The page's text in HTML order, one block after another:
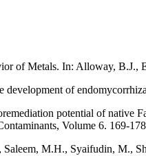
of Metals. In: Alloway,
of
potential of native
Volume 6. 169-
Saleem, M.H., Syaifudin,